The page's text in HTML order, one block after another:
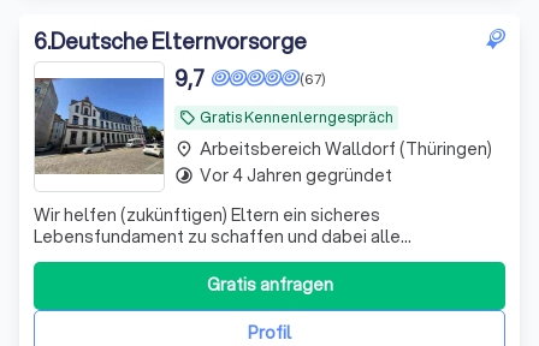
6.Deutsche Elternvorsorge
local_offer Gratis Kennenlerngespräch
(67)
9,7
Wir helfen (zukünftigen) Eltern ein sicheres
Lebensfundament zu schaffen und dabei alle
Steuervorteile zu nutzen, die dir zustehen.
Profil
Gratis anfragen
place Arbeitsbereich Walldorf (Thüringen)
timelapse Vor 4 Jahren gegründet